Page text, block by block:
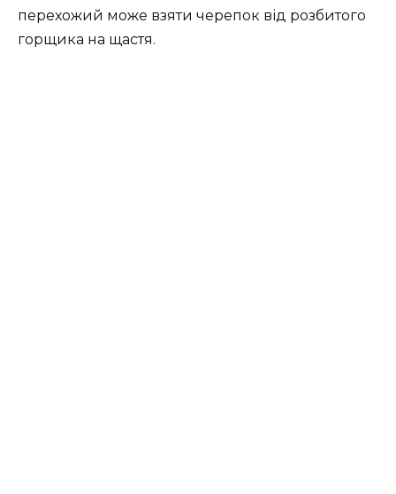
перехожий може взяти черепок від розбитого
горщика на щастя.